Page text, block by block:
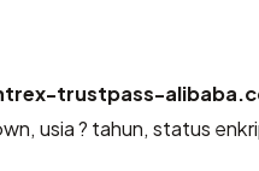
trustpass-
usia ? tahun, status